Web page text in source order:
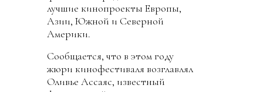
лучшие кинопроекты Европы,
Азии, Южной и Северной
Америки.
Сообщается, что в этом году
жюри кинофестиваля возглавлял
Оливье Ассаяс, известный